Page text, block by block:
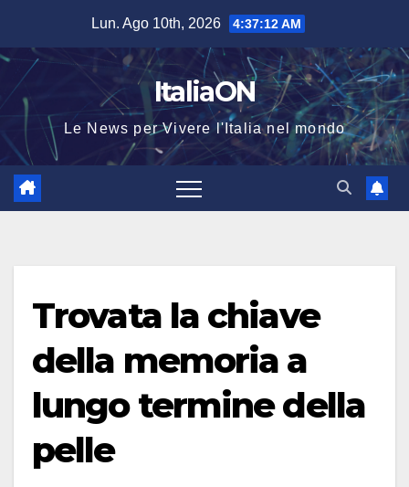
contenuto
Lun. Ago 10th, 2026 4:37:12 AM
ItaliaON
Le News per Vivere l'Italia nel mondo
Trovata la chiave
della memoria a
lungo termine della
pelle